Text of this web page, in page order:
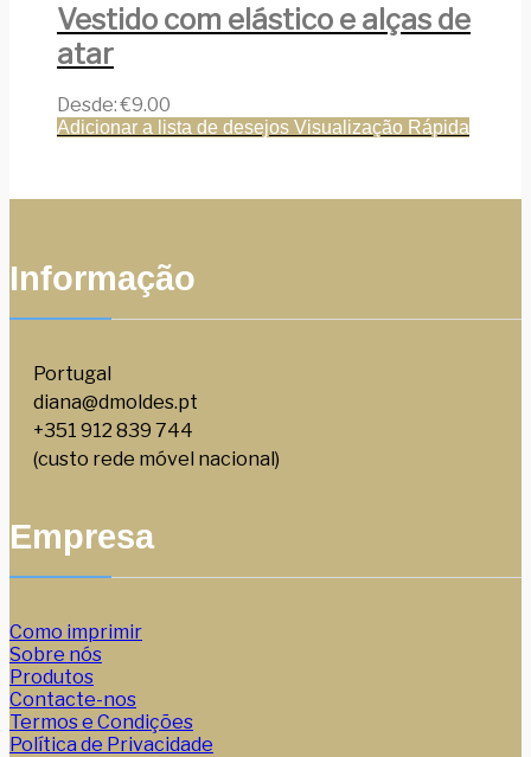
Vestido com elástico e alças de
atar
Desde:€9.00
Adicionar a lista de desejos Visualização Rápida
Informação
Portugal
diana@dmoldes.pt
+351 912 839 744
(custo rede móvel nacional)
Empresa
Como imprimir
Sobre nós
Produtos
Contacte-nos
Termos e Condições
Política de Privacidade